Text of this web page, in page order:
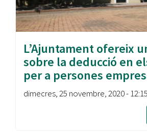
L’Ajuntament ofereix
sobre la deducció en
per a persones
dimecres, 25 novembre, 2020 - 12:15